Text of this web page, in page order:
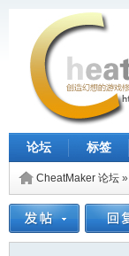
论坛 标签
CheatMaker 论坛 »